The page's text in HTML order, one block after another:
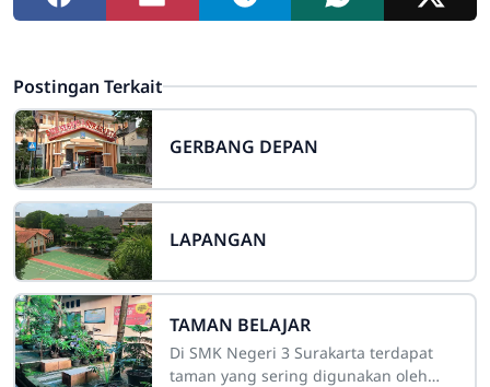
Postingan Terkait
GERBANG DEPAN
LAPANGAN
TAMAN BELAJAR
Di SMK Negeri 3 Surakarta terdapat
taman yang sering digunakan oleh